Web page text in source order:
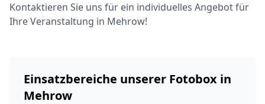
Kontaktieren Sie uns für ein individuelles Angebot für
Ihre Veranstaltung in Mehrow!
Einsatzbereiche unserer Fotobox in
Mehrow